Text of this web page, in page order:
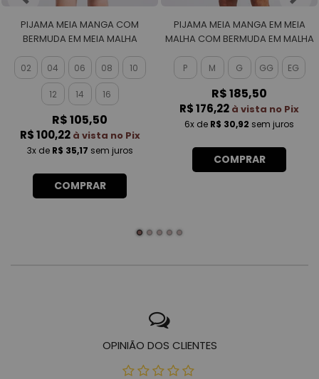
PIJAMA MEIA MANGA COM
BERMUDA EM MEIA MALHA
02 04 06 08 10
12 14 16
R$ 105,50
R$ 100,22 à vista no Pix
3xde R$ 35,17 sem juros
COMPRAR
PIJAMA MEIA MANGA EM MEIA
MALHA COM BERMUDA EM MALHA
P M G GG EG
R$ 185,50
R$ 176,22 à vista no Pix
6x de R$ 30,92 sem juros
COMPRAR
OPINIÃO DOS CLIENTES